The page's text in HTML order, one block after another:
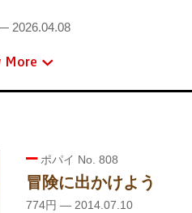
2026.04.08
More
ポパイ No. 808
冒険に出かけよう
774円 — 2014.07.10